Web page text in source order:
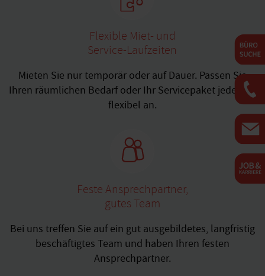
Flexible Miet- und
Service-Laufzeiten
Mieten Sie nur temporär oder auf Dauer. Passen Sie
Ihren räumlichen Bedarf oder Ihr Servicepaket jederzeit
flexibel an.
Feste Ansprechpartner,
gutes Team
Bei uns treffen Sie auf ein gut ausgebildetes, langfristig
beschäftigtes Team und haben Ihren festen
Ansprechpartner.